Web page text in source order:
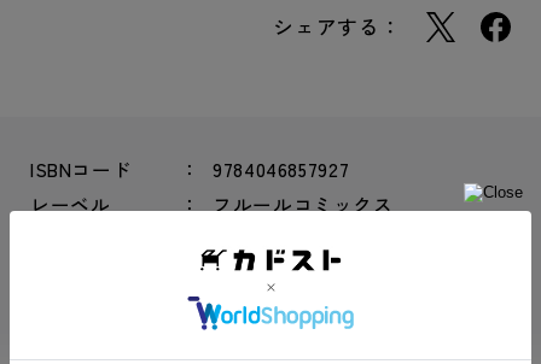
シェアする：
ISBNコード
9784046857927
レーベル
フルールコミックス
Ｂ６判
128 × 182 × 20.5 mm